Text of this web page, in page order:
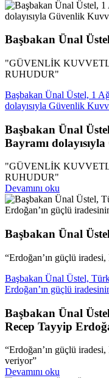
Başbakan Ünal
"GÜVENLİK
RUHUDUR"
Başbakan Ünal Üstel, 1
dolayısıyla Güvenlik
Başbakan Ünal
Bayramı
"GÜVENLİK
RUHUDUR"
Devamını oku
Başbakan Ünal
“Erdoğan’ın güçlü
Başbakan Ünal Üstel,
Erdoğan’ın güçlü
Başbakan Ünal
Recep Tayyip
“Erdoğan’ın güçlü
veriyor”
Devamını oku